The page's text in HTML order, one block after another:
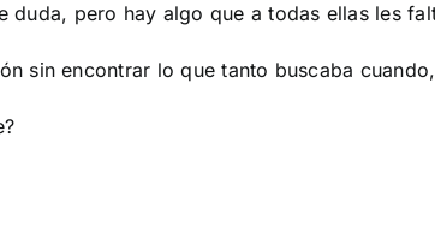
duda, pero hay algo que a todas ellas les
sin encontrar lo que tanto buscaba